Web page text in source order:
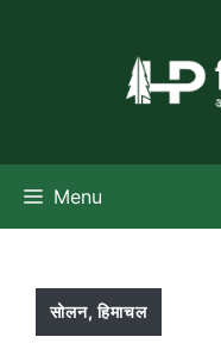
Menu
सोलन,हिमाचल